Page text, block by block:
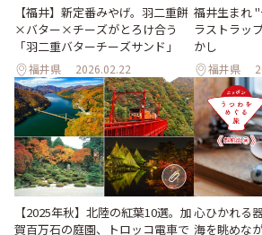
【福井】新定番みやげ。羽二重餅
×バター×チーズがとろけ合う
「羽二重バターチーズサンド」
福井県 2026.02.22
福井生まれ
ラストラッ
かし
福井県
【2025年秋】北陸の紅葉10選。加
賀百万石の庭園、トロッコ電車で
心ひかれる
海を眺めな